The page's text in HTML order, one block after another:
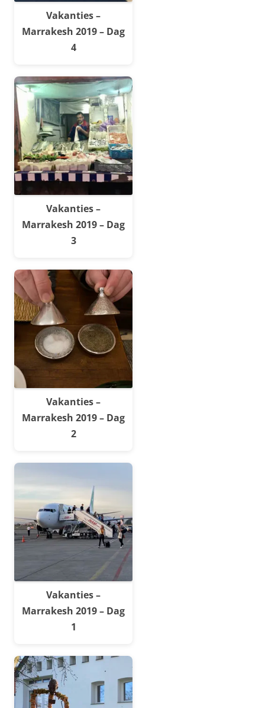
Vakanties –
Marrakesh 2019 – Dag
4
Vakanties –
Marrakesh 2019 – Dag
3
Vakanties –
Marrakesh 2019 – Dag
2
Vakanties –
Marrakesh 2019 – Dag
1